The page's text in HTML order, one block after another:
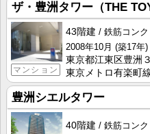
ザ・豊洲タワー（THE
マンション
43階建
鉄筋コンク
2008年10月 (築17年)
東京都江東区豊洲
東京メトロ有楽町
豊洲シエルタワー
40階建
鉄筋コンク